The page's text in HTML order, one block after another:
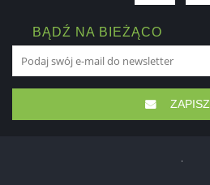
BĄDŹ NA BIEŻĄCO
ZAPISZ